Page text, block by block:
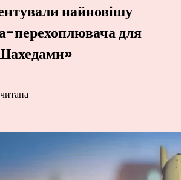
найновішу
перехоплювача для